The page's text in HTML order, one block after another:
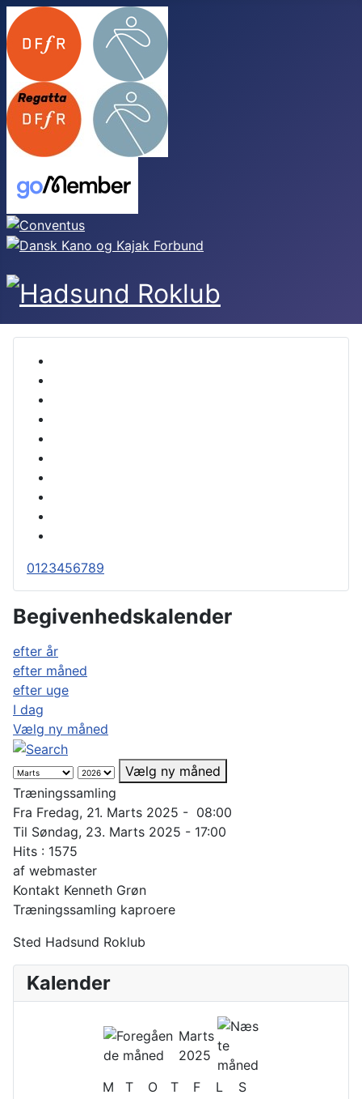
0123456789
Begivenhedskalender
efter år
efter måned
efter uge
I dag
Vælg ny måned
Vælg ny måned
Træningssamling
Fra Fredag, 21. Marts 2025 - 08:00
Til Søndag, 23. Marts 2025 - 17:00
Hits : 1575
af webmaster
Kontakt Kenneth Grøn
Træningssamling kaproere
Sted Hadsund Roklub
Kalender
Marts
2025
M
T O T F L
S